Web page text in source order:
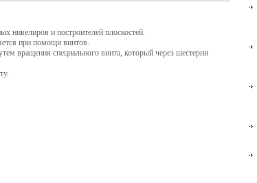
нивелиров и построителей плоскостей.
при помощи винтов.
вращения специального винта, который через шестерни